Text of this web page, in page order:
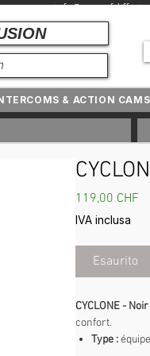
+
119,00 CHF
IVA inclusa
Esaurito
CYCLONE -
confort.
Type :
& ACTION CAMS